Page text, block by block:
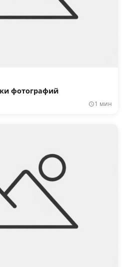
фотографий
1 мин